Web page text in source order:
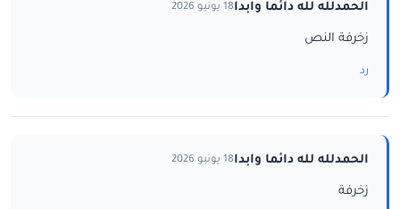
الحمدلله لله دائما وابدا18 يونيو 2026
زخرفة النص
رد
الحمدلله لله دائما وابدا18 يونيو 2026
زخرفة